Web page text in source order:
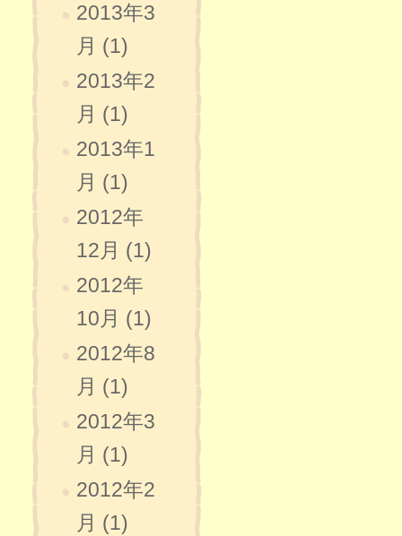
2013年3
月 (1)
2013年2
月 (1)
2013年1
月 (1)
2012年
12月 (1)
2012年
10月 (1)
2012年8
月 (1)
2012年3
月 (1)
2012年2
月 (1)